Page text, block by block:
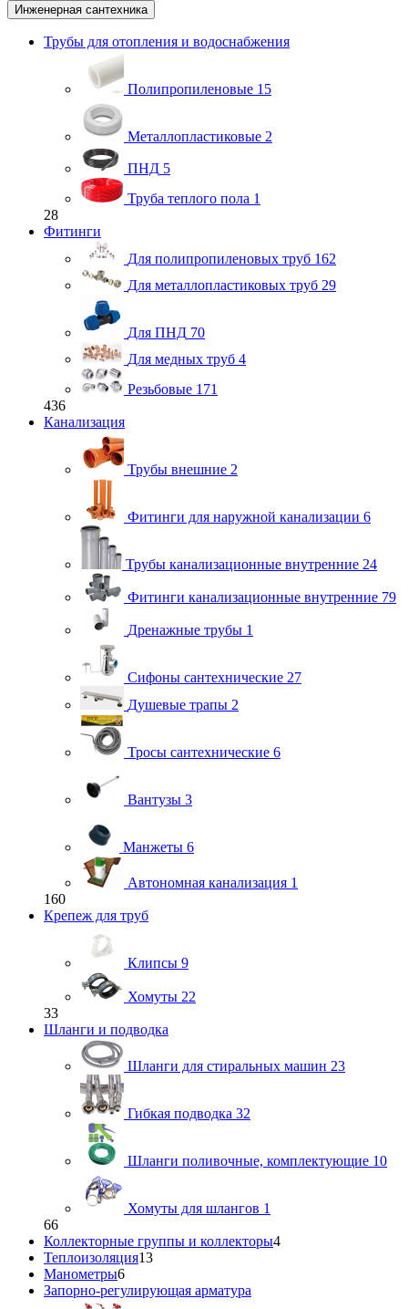
Инженерная сантехника
Трубы для отопления и водоснабжения
Полипропиленовые 15
Металлопластиковые 2
ПНД 5
Труба теплого пола 1
28
Фитинги
Для полипропиленовых труб 162
Для металлопластиковых труб 29
Для ПНД 70
Для медных труб 4
Резьбовые 171
436
Канализация
Трубы внешние 2
Фитинги для наружной канализации 6
Трубы канализационные внутренние 24
Фитинги канализационные внутренние 79
Дренажные трубы 1
Сифоны сантехнические 27
Душевые трапы 2
Тросы сантехнические 6
Вантузы 3
Манжеты 6
Автономная канализация 1
160
Крепеж для труб
Клипсы 9
Хомуты 22
33
Шланги и подводка
Шланги для стиральных машин 23
Гибкая подводка 32
Шланги поливочные, комплектующие 10
Хомуты для шлангов 1
66
Коллекторные группы и коллекторы4
Теплоизоляция13
Манометры6
Запорно-регулирующая арматура